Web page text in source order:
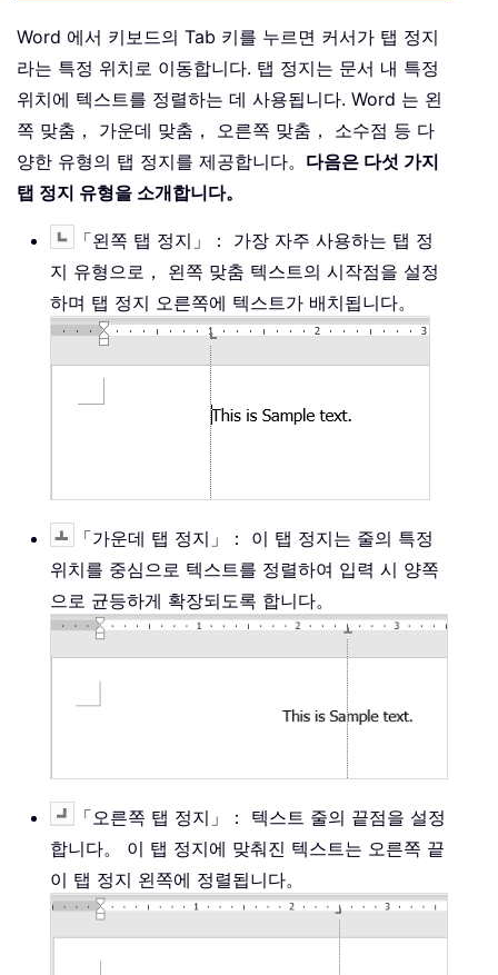
Word 에서 키보드의 Tab 키를 누르면 커서가 탭 정지
라는 특정 위치로 이동합니다. 탭 정지는 문서 내 특정
위치에 텍스트를 정렬하는 데 사용됩니다. Word 는 왼
쪽 맞춤， 가운데 맞춤， 오른쪽 맞춤， 소수점 등 다
양한 유형의 탭 정지를 제공합니다。 다음은 다섯 가지
탭 정지 유형을 소개합니다。
「왼쪽 탭 정지」： 가장 자주 사용하는 탭 정
지 유형으로， 왼쪽 맞춤 텍스트의 시작점을 설정
하며 탭 정지 오른쪽에 텍스트가 배치됩니다。
「가운데 탭 정지」： 이 탭 정지는 줄의 특정
위치를 중심으로 텍스트를 정렬하여 입력 시 양쪽
으로 균등하게 확장되도록 합니다。
「오른쪽 탭 정지」： 텍스트 줄의 끝점을 설정
합니다。 이 탭 정지에 맞춰진 텍스트는 오른쪽 끝
이 탭 정지 왼쪽에 정렬됩니다。